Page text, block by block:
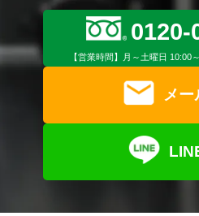
0120-
【営業時間】月～土曜日 10:00
メー